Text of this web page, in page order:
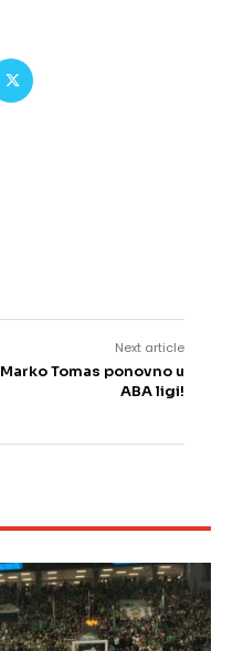
Next article
Marko Tomas ponovno u
ABA ligi!